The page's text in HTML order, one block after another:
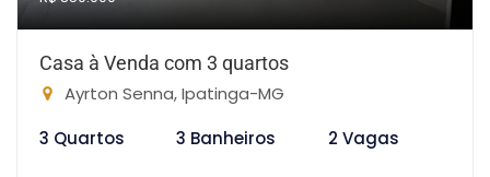
Casa à Venda com 3 quartos
Ayrton Senna, Ipatinga-MG
3 Quartos
3 Banheiros 2 Vagas